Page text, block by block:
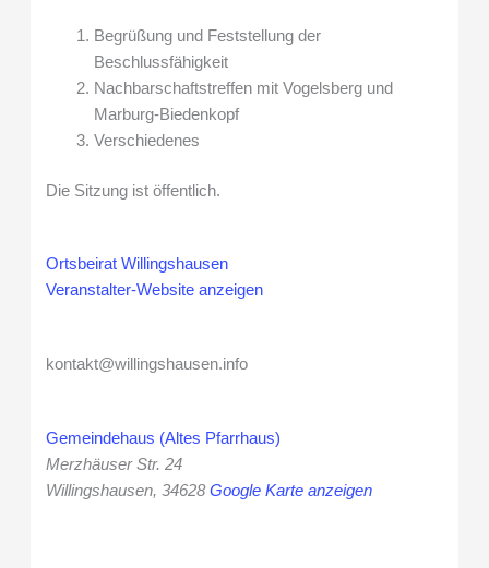
Begrüßung und Feststellung der
Beschlussfähigkeit
Nachbarschaftstreffen mit Vogelsberg und
Marburg-Biedenkopf
Verschiedenes
Die Sitzung ist öffentlich.
Ortsbeirat Willingshausen
Veranstalter-Website anzeigen
kontakt@willingshausen.info
Gemeindehaus (Altes Pfarrhaus)
Merzhäuser Str. 24
Willingshausen, 34628 Google Karte anzeigen